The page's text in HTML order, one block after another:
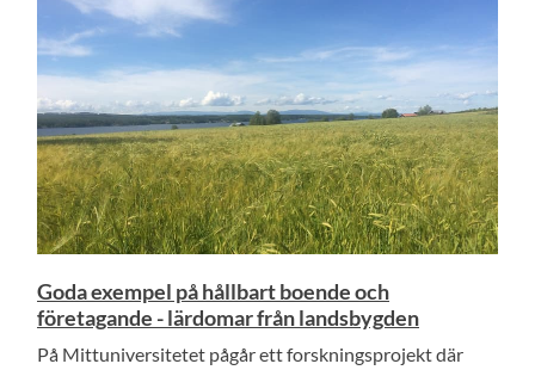
Goda exempel på hållbart boende och
företagande - lärdomar från landsbygden
På Mittuniversitetet pågår ett forskningsprojekt där